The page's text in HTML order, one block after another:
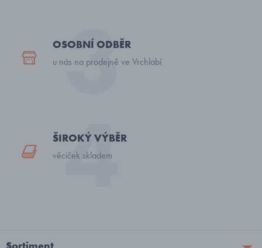
OSOBNÍ ODBĚR
u nás na prodejně ve Vrchlabí
ŠIROKÝ VÝBĚR
věciček skladem